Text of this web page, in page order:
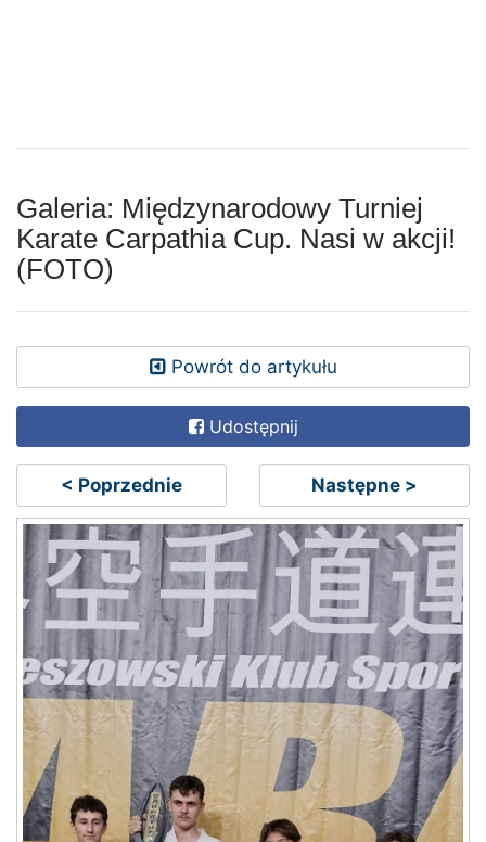
Galeria: Międzynarodowy Turniej
Karate Carpathia Cup. Nasi w akcji!
(FOTO)
Powrót do artykułu
Udostępnij
< Poprzednie Następne >